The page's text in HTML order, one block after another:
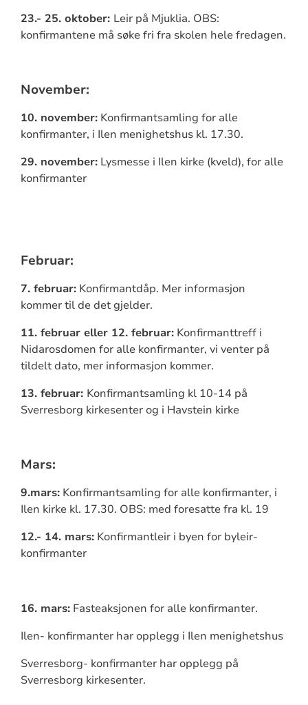
23.- 25. oktober: Leir på Mjuklia. OBS:
konfirmantene må søke fri fra skolen hele fredagen.
November:
10. november:Konfirmantsamling for alle
konfirmanter, i Ilen menighetshus kl. 17.30.
29. november:Lysmesse i Ilen kirke (kveld), for alle
konfirmanter
Februar:
7. februar:Konfirmantdåp. Mer informasjon
kommer til de det gjelder.
11. februar eller 12. februar:Konfirmanttreff i
Nidarosdomen for alle konfirmanter, vi venter på
tildelt dato, mer informasjon kommer.
13. februar: Konfirmantsamling kl 10-14 på
Sverresborg kirkesenter og i Havstein kirke
Mars:
9.mars:Konfirmantsamling for alle konfirmanter, i
Ilen kirke kl. 17.30. OBS: med foresatte fra kl. 19
12.- 14. mars:Konfirmantleir i byen for byleir-
konfirmanter
16. mars:Fasteaksjonen for alle konfirmanter.
Ilen- konfirmanter har opplegg i Ilen menighetshus
Sverresborg- konfirmanter har opplegg på
Sverresborg kirkesenter.